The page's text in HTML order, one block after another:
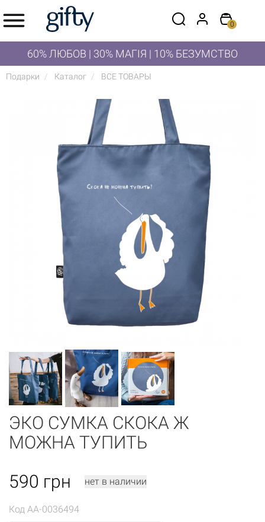
0
60% ЛЮБОВ | 30% МАГІЯ | 10% БЕЗУМСТВО
Подарки Каталог ВСЕ ТОВАРЫ
ЭКО СУМКА СКОКА Ж
МОЖНА ТУПИТЬ
590 грн нет в наличии
Код AA-0036494